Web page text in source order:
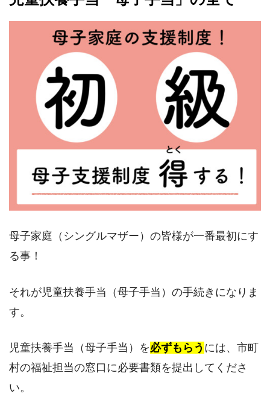
母子家庭（シングルマザー）の皆様が一番最初にす
る事！
それが児童扶養手当（母子手当）の手続きになりま
す。
児童扶養手当（母子手当）を必ずもらう には、市町
村の福祉担当の窓口に必要書類を提出してくださ
い。